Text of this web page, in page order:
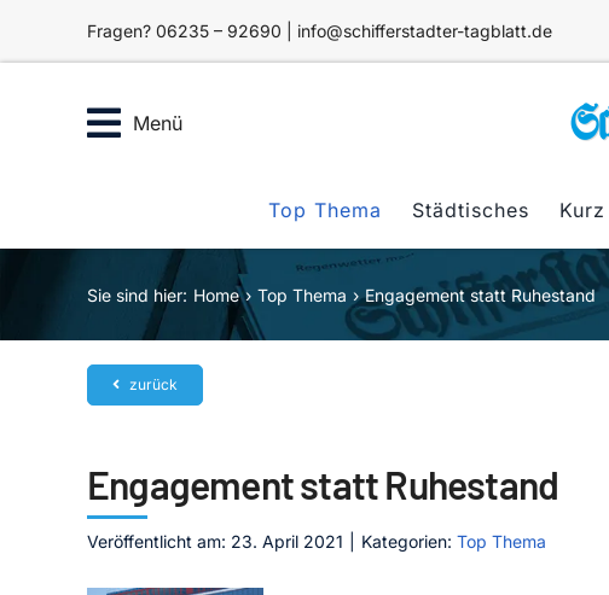
Fragen? 06235 – 92690 | info@schifferstadter-tagblatt.de
Menü
Top Thema Städtisches
Sie sind hier: Home Top Thema Engagement statt Ruhestand
zurück
Engagement statt Ruhestand
Veröffentlicht am: 23. April 2021 Kategorien: Top Thema